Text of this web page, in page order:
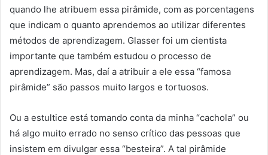
quando lhe atribuem essa pirâmide, com as porcentagens
que indicam o quanto aprendemos ao utilizar diferentes
métodos de aprendizagem. Glasser foi um cientista
importante que também estudou o processo de
aprendizagem. Mas, daí a atribuir a ele essa “famosa
pirâmide” são passos muito largos e tortuosos.
Ou a estultice está tomando conta da minha “cachola” ou
há algo muito errado no senso crítico das pessoas que
insistem em divulgar essa “besteira”. A tal pirâmide